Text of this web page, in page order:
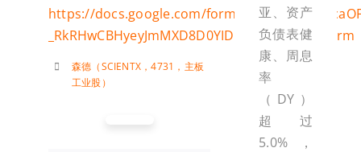
https://docs.google.com/forms/d/e/
_RkRHwCBHyeyJmMXD8D0YIDDhhoA7g/viewform
森德（SCIENTX，4731，主板
工业股）
亚、资产
负债表健
康、周息
率
（DY）
超过
5.0%，